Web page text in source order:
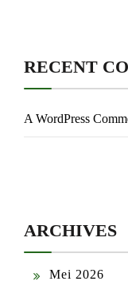
RECENT
A WordPress
ARCHIVES
Mei 2026